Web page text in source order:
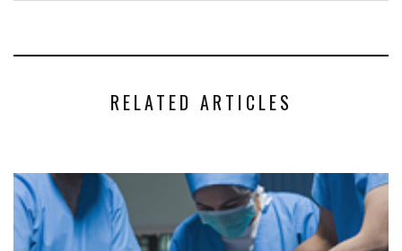
RELATED ARTICLES